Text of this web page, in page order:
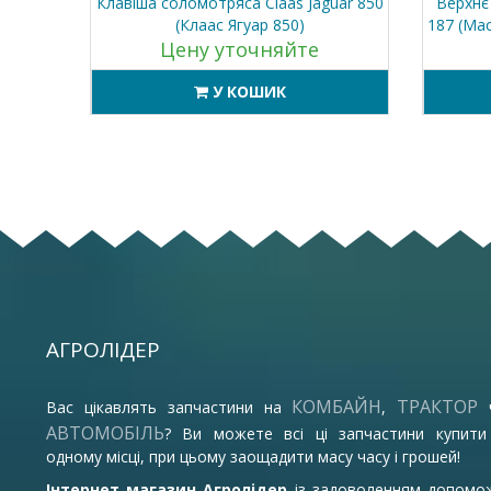
(Клаас Ягуар 850)
Цену уточняйте
У КОШИК
187
АГРОЛІДЕР
Вас цікавлять запчастини на КОМБАЙН, ТРАКТОР
АВТОМОБІЛЬ? Ви можете всі ці запчастини
одному місці, при цьому заощадити масу часу і грошей!